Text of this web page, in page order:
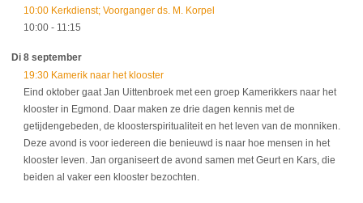
10:00 Kerkdienst; Voorganger ds. M. Korpel
10:00 - 11:15
Di 8 september
19:30 Kamerik naar het klooster
Eind oktober gaat Jan Uittenbroek met een groep Kamerikkers naar het
klooster in Egmond. Daar maken ze drie dagen kennis met de
getijdengebeden, de kloosterspiritualiteit en het leven van de monniken.
Deze avond is voor iedereen die benieuwd is naar hoe mensen in het
klooster leven. Jan organiseert de avond samen met Geurt en Kars, die
beiden al vaker een klooster bezochten.